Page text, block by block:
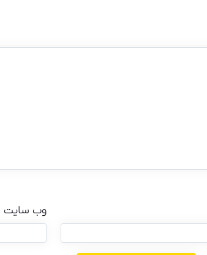
وب‌ سایت